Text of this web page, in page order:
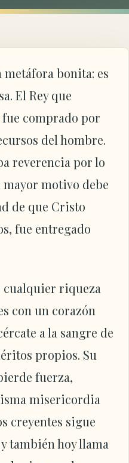
metáfora bonita: es
El Rey que
comprado por
del hombre.
reverencia por lo
motivo debe
de que Cristo
fue entregado
cualquier riqueza
con un corazón
a la sangre de
propios. Su
fuerza,
misericordia
creyentes sigue
también hoy llama